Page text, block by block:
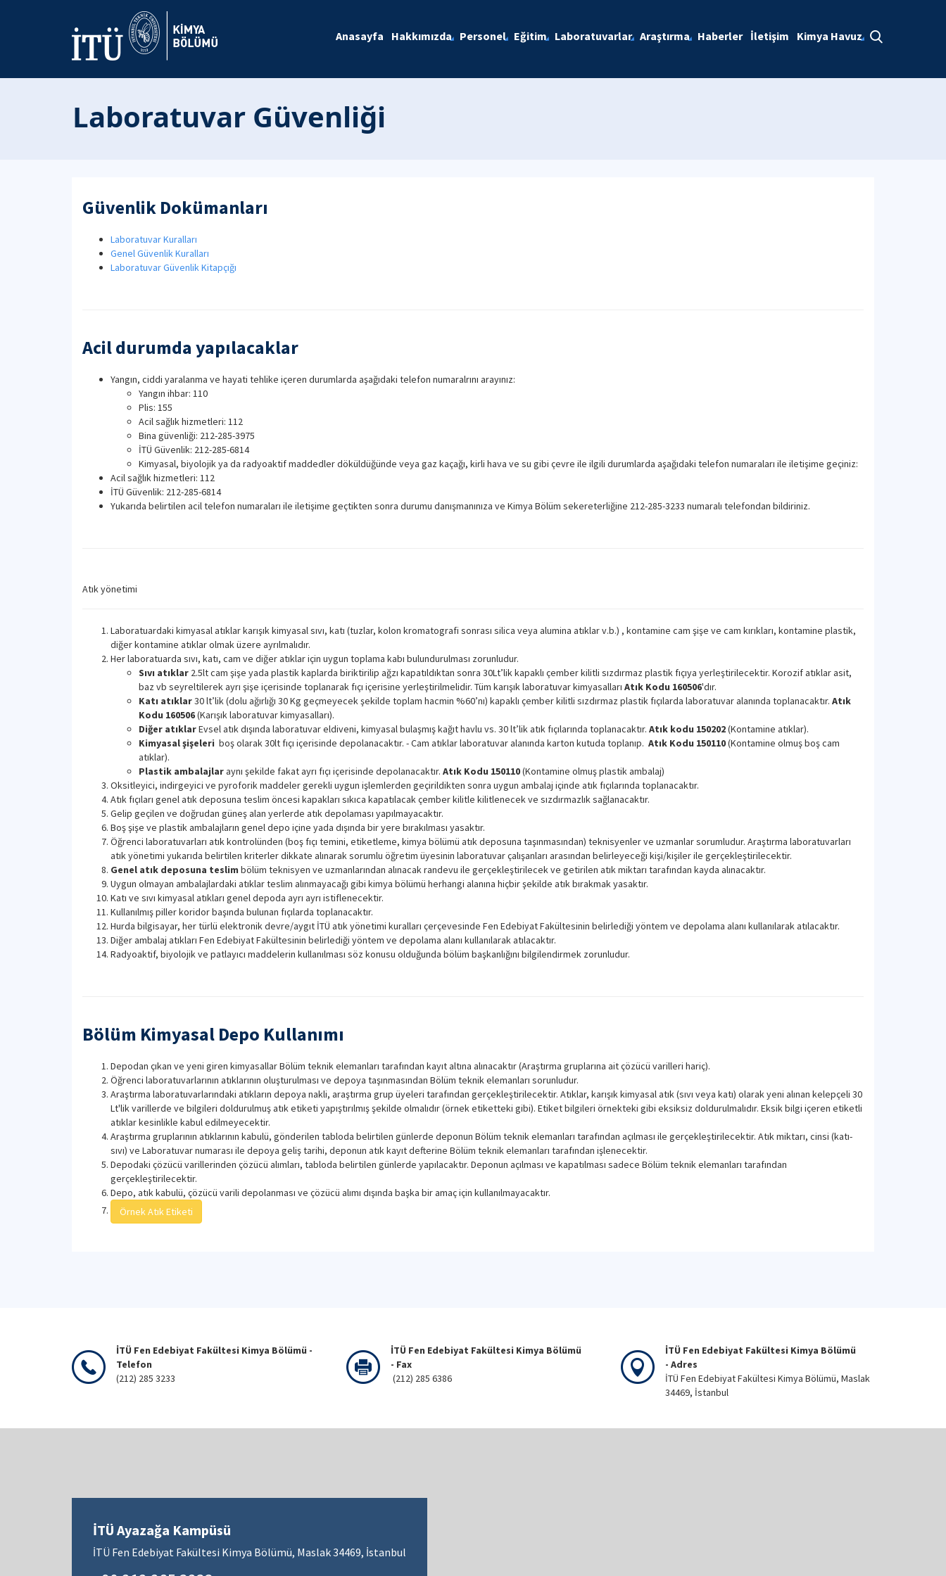
Anasayfa Hakkımızda Personel Eğitim Laboratuvarlar Araştırma Haberler İletişim Kimya Havuz
Laboratuvar Güvenli̇ği̇
Güvenlik Dokümanları
Laboratuvar Kuralları
Genel Güvenlik Kuralları
Laboratuvar Güvenlik Kitapçığı
Acil durumda yapılacaklar
Yangın, ciddi yaralanma ve hayati tehlike içeren durumlarda aşağıdaki telefon numaralrını arayınız:
Yangın ihbar: 110
Plis: 155
Acil sağlık hizmetleri: 112
Bina güvenliği: 212-285-3975
İTÜ Güvenlik: 212-285-6814
Kimyasal, biyolojik ya da radyoaktif maddedler döküldüğünde veya gaz kaçağı, kirli hava ve su gibi çevre ile ilgili durumlarda aşağıdaki telefon numaraları ile iletişime geçiniz:
Acil sağlık hizmetleri: 112
İTÜ Güvenlik: 212-285-6814
Yukarıda belirtilen acil telefon numaraları ile iletişime geçtikten sonra durumu danışmanınıza ve Kimya Bölüm sekereterliğine 212-285-3233 numaralı telefondan bildiriniz.
Atık yönetimi
Laboratuardaki kimyasal atıklar karışık kimyasal sıvı, katı (tuzlar, kolon kromatografi sonrası silica veya alumina atıklar v.b.) , kontamine cam şişe ve cam kırıkları, kontamine plastik,
diğer kontamine atıklar olmak üzere ayrılmalıdır.
Her laboratuarda sıvı, katı, cam ve diğer atıklar için uygun toplama kabı bulundurulması zorunludur.
Sıvı atıklar 2.5lt cam şişe yada plastik kaplarda biriktirilip ağzı kapatıldıktan sonra 30Lt’lik kapaklı çember kilitli sızdırmaz plastik fıçıya yerleştirilecektir. Korozif atıklar asit,
baz vb seyreltilerek ayrı şişe içerisinde toplanarak fıçı içerisine yerleştirilmelidir. Tüm karışık laboratuvar kimyasalları Atık Kodu 160506'dır.
Katı atıklar30 lt’lik (dolu ağırlığı 30 Kg geçmeyecek şekilde toplam hacmin %60’nı) kapaklı çember kilitli sızdırmaz plastik fıçılarda laboratuvar alanında toplanacaktır. Atık
Kodu 160506(Karışık laboratuvar kimyasalları).
Diğer atıklarEvsel atık dışında laboratuvar eldiveni, kimyasal bulaşmış kağıt havlu vs. 30 lt’lik atık fıçılarında toplanacaktır. Atık kodu 150202(Kontamine atıklar).
Kimyasal şişeleri boş olarak 30lt fıçı içerisinde depolanacaktır. - Cam atıklar laboratuvar alanında karton kutuda toplanıp. Atık Kodu 150110(Kontamine olmuş boş cam
atıklar).
Plastik ambalajlaraynı şekilde fakat ayrı fıçı içerisinde depolanacaktır. Atık Kodu 150110(Kontamine olmuş plastik ambalaj)
Oksitleyici, indirgeyici ve pyroforik maddeler gerekli uygun işlemlerden geçirildikten sonra uygun ambalaj içinde atık fıçılarında toplanacaktır.
Atık fıçıları genel atık deposuna teslim öncesi kapakları sıkıca kapatılacak çember kilitle kilitlenecek ve sızdırmazlık sağlanacaktır.
Gelip geçilen ve doğrudan güneş alan yerlerde atık depolaması yapılmayacaktır.
Boş şişe ve plastik ambalajların genel depo içine yada dışında bir yere bırakılması yasaktır.
Öğrenci laboratuvarları atık kontrolünden (boş fıçı temini, etiketleme, kimya bölümü atık deposuna taşınmasından) teknisyenler ve uzmanlar sorumludur. Araştırma laboratuvarları
atık yönetimi yukarıda belirtilen kriterler dikkate alınarak sorumlu öğretim üyesinin laboratuvar çalışanları arasından belirleyeceği kişi/kişiler ile gerçekleştirilecektir.
Genel atık deposuna teslim bölüm teknisyen ve uzmanlarından alınacak randevu ile gerçekleştirilecek ve getirilen atık miktarı tarafından kayda alınacaktır.
Uygun olmayan ambalajlardaki atıklar teslim alınmayacağı gibi kimya bölümü herhangi alanına hiçbir şekilde atık bırakmak yasaktır.
Katı ve sıvı kimyasal atıkları genel depoda ayrı ayrı istiflenecektir.
Kullanılmış piller koridor başında bulunan fıçılarda toplanacaktır.
Hurda bilgisayar, her türlü elektronik devre/aygıt İTÜ atık yönetimi kuralları çerçevesinde Fen Edebiyat Fakültesinin belirlediği yöntem ve depolama alanı kullanılarak atılacaktır.
Diğer ambalaj atıkları Fen Edebiyat Fakültesinin belirlediği yöntem ve depolama alanı kullanılarak atılacaktır.
Radyoaktif, biyolojik ve patlayıcı maddelerin kullanılması söz konusu olduğunda bölüm başkanlığını bilgilendirmek zorunludur.
Bölüm Kimyasal Depo Kullanımı
Depodan çıkan ve yeni giren kimyasallar Bölüm teknik elemanları tarafından kayıt altına alınacaktır (Araştırma gruplarına ait çözücü varilleri hariç).
Öğrenci laboratuvarlarının atıklarının oluşturulması ve depoya taşınmasından Bölüm teknik elemanları sorunludur.
Araştırma laboratuvarlarındaki atıkların depoya nakli, araştırma grup üyeleri tarafından gerçekleştirilecektir. Atıklar, karışık kimyasal atık (sıvı veya katı) olarak yeni alınan kelepçeli 30
Lt'lik varillerde ve bilgileri doldurulmuş atık etiketi yapıştırılmış şekilde olmalıdır (örnek etiketteki gibi). Etiket bilgileri örnekteki gibi eksiksiz doldurulmalıdır. Eksik bilgi içeren etiketli
atıklar kesinlikle kabul edilmeyecektir.
Araştırma gruplarının atıklarının kabulü, gönderilen tabloda belirtilen günlerde deponun Bölüm teknik elemanları tarafından açılması ile gerçekleştirilecektir. Atık miktarı, cinsi (katı-
sıvı) ve Laboratuvar numarası ile depoya geliş tarihi, deponun atık kayıt defterine Bölüm teknik elemanları tarafından işlenecektir.
Depodaki çözücü varillerinden çözücü alımları, tabloda belirtilen günlerde yapılacaktır. Deponun açılması ve kapatılması sadece Bölüm teknik elemanları tarafından
gerçekleştirilecektir.
Depo, atık kabulü, çözücü varili depolanması ve çözücü alımı dışında başka bir amaç için kullanılmayacaktır.
Örnek Atık Etiketi
İTÜ Fen Edebiyat Fakültesi Kimya Bölümü -
Telefon
(212) 285 3233
İTÜ Fen Edebiyat Fakültesi Kimya Bölümü
- Fax
(212) 285 6386
İTÜ Fen Edebiyat Fakültesi Kimya Bölümü
- Adres
İTÜ Fen Edebiyat Fakültesi Kimya Bölümü, Maslak
34469, İstanbul
İTÜ Ayazağa Kampüsü
İTÜ Fen Edebiyat Fakültesi Kimya Bölümü, Maslak 34469, İstanbul